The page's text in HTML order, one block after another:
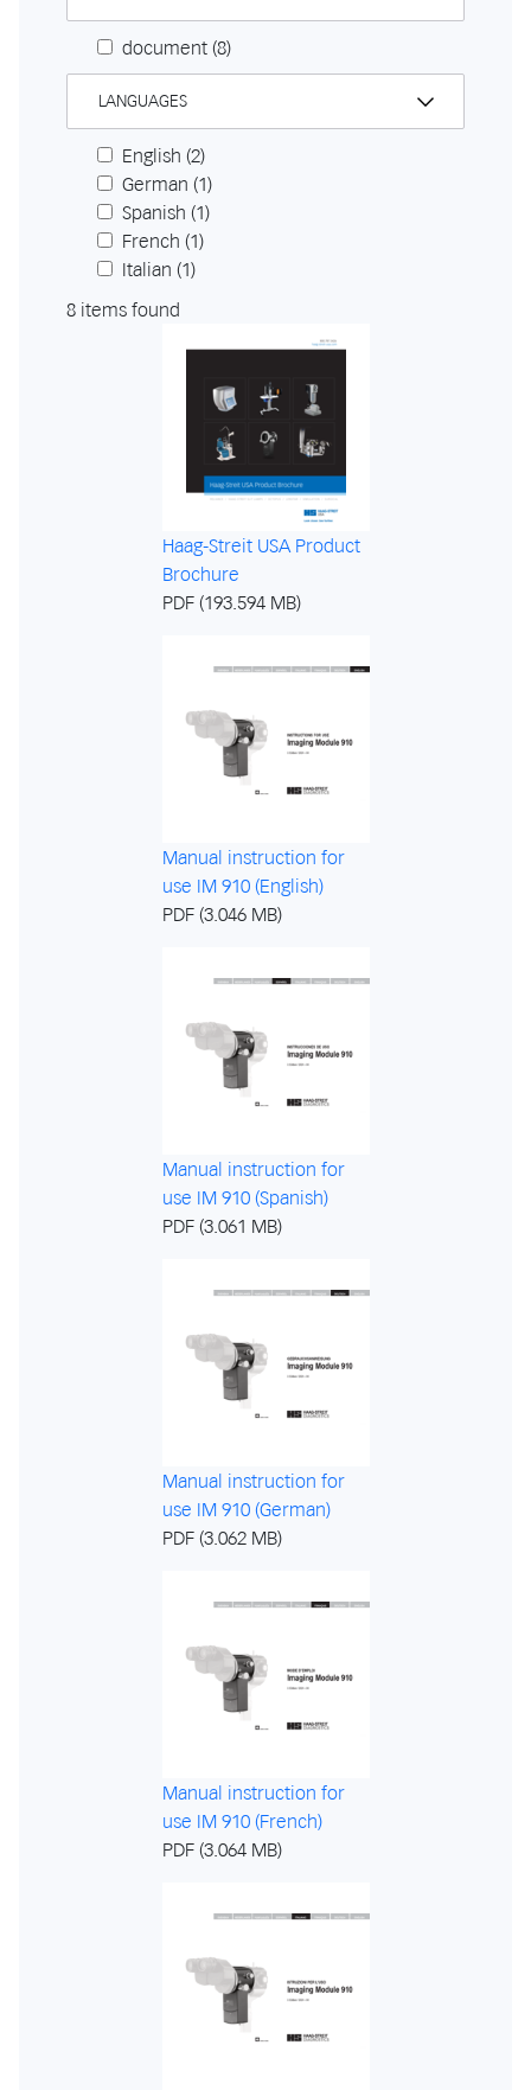
document (8)
LANGUAGES
English (2)
German (1)
Spanish (1)
French (1)
Italian (1)
8 items found
Haag-Streit USA Product
Brochure
PDF (193.594 MB)
Manual instruction for
use IM 910 (English)
PDF (3.046 MB)
Manual instruction for
use IM 910 (Spanish)
PDF (3.061 MB)
Manual instruction for
use IM 910 (German)
PDF (3.062 MB)
Manual instruction for
use IM 910 (French)
PDF (3.064 MB)